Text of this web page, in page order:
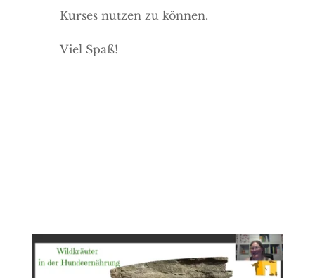
Kurses nutzen zu können.
Viel Spaß!